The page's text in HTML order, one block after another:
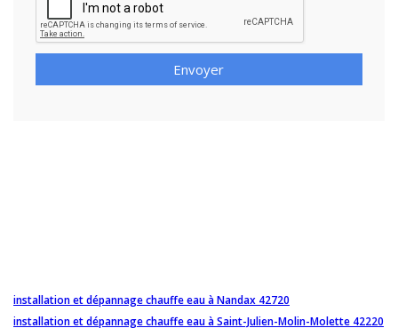
Envoyer
installation et dépannage chauffe eau à Nandax 42720
installation et dépannage chauffe eau à Saint-Julien-Molin-Molette 42220